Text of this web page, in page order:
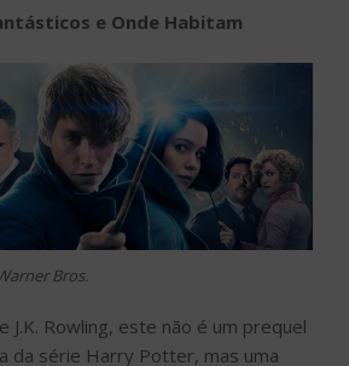
e Onde Habitam
Bros.
J.K. Rowling, este não é um prequel
da série Harry Potter, mas uma